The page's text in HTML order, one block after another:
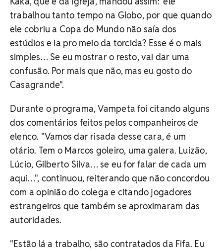
trabalhou tanto tempo na Globo, por que quando
ele cobriu a Copa do Mundo não saía dos
estúdios e ia pro meio da torcida? Esse é o mais
simples… Se eu mostrar o resto, vai dar uma
confusão. Por mais que não, mas eu gosto do
Casagrande".
Durante o programa, Vampeta foi citando alguns
dos comentários feitos pelos companheiros de
elenco. "Vamos dar risada desse cara, é um
otário. Tem o Marcos goleiro, uma galera. Luizão,
Lúcio, Gilberto Silva… se eu for falar de cada um
aqui…", continuou, reiterando que não concordou
com a opinião do colega e citando jogadores
estrangeiros que também se aproximaram das
autoridades.
"Estão lá a trabalho, são contratados da Fifa. Eu